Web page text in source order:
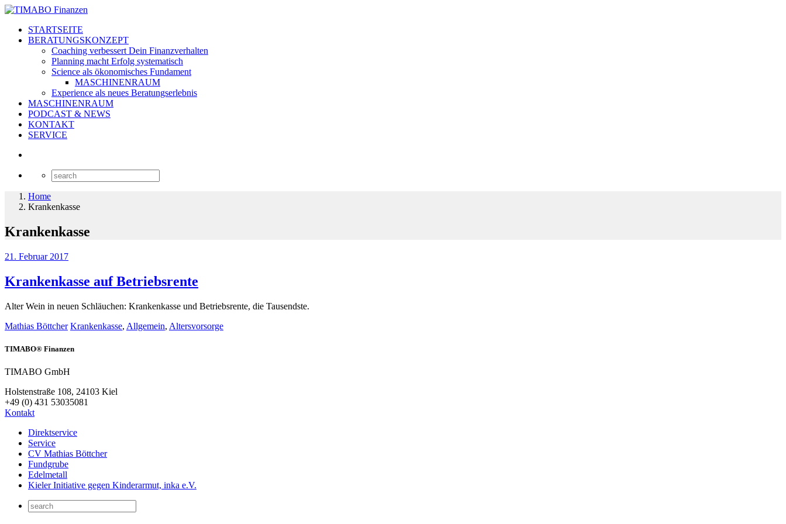
STARTSEITE
BERATUNGSKONZEPT
Coaching verbessert Dein Finanzverhalten
Planning macht Erfolg systematisch
Science als ökonomisches Fundament
MASCHINENRAUM
Experience als neues Beratungserlebnis
MASCHINENRAUM
PODCAST & NEWS
KONTAKT
SERVICE
Home
Krankenkasse
Krankenkasse
21. Februar 2017
Krankenkasse auf Betriebsrente
Alter Wein in neuen Schläuchen: Krankenkasse und Betriebsrente, die Tausendste.
Mathias Böttcher Krankenkasse, Allgemein, Altersvorsorge
TIMABO® Finanzen
TIMABO GmbH
Holstenstraße 108, 24103 Kiel
+49 (0) 431 53035081
Kontakt
Direktservice
Service
CV Mathias Böttcher
Fundgrube
Edelmetall
Kieler Initiative gegen Kinderarmut, inka e.V.